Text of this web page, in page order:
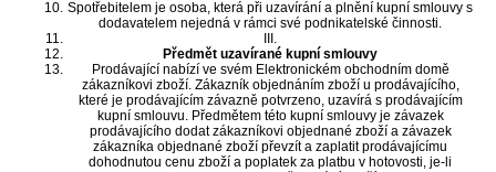
Spotřebitelem je osoba, která při uzavírání a plnění kupní smlouvy s
dodavatelem nejedná v rámci své podnikatelské činnosti.
III.
Předmět uzavírané kupní smlouvy
Prodávající nabízí ve svém Elektronickém obchodním domě
zákazníkovi zboží. Zákazník objednáním zboží u prodávajícího,
které je prodávajícím závazně potvrzeno, uzavírá s prodávajícím
kupní smlouvu. Předmětem této kupní smlouvy je závazek
prodávajícího dodat zákazníkovi objednané zboží a závazek
zákazníka objednané zboží převzít a zaplatit prodávajícímu
dohodnutou cenu zboží a poplatek za platbu v hotovosti, je-li